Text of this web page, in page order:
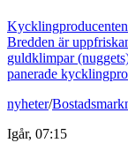
Bredden är
guldklimpar
panerade
nyheter/
Igår, 07:15